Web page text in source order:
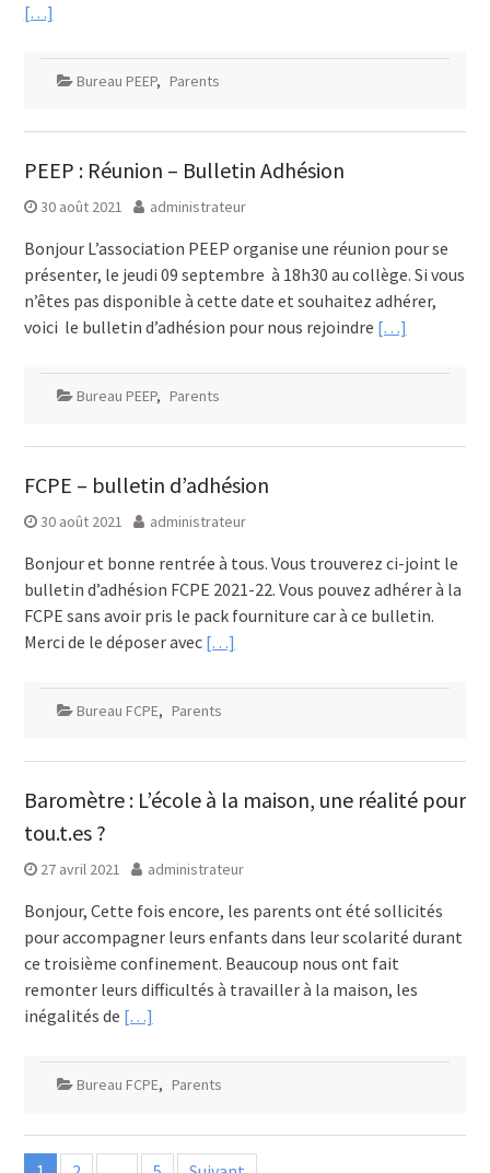
[…]
Bureau PEEP, Parents
PEEP : Réunion – Bulletin Adhésion
30 août 2021 administrateur
Bonjour L’association PEEP organise une réunion pour se
présenter, le jeudi 09 septembre à 18h30 au collège. Si vous
n’êtes pas disponible à cette date et souhaitez adhérer,
voici le bulletin d’adhésion pour nous rejoindre […]
Bureau PEEP, Parents
FCPE – bulletin d’adhésion
30 août 2021 administrateur
Bonjour et bonne rentrée à tous. Vous trouverez ci-joint le
bulletin d’adhésion FCPE 2021-22. Vous pouvez adhérer à la
FCPE sans avoir pris le pack fourniture car à ce bulletin.
Merci de le déposer avec […]
Bureau FCPE, Parents
Baromètre : L’école à la maison, une réalité pour
tou.t.es ?
27 avril 2021 administrateur
Bonjour, Cette fois encore, les parents ont été sollicités
pour accompagner leurs enfants dans leur scolarité durant
ce troisième confinement. Beaucoup nous ont fait
remonter leurs difficultés à travailler à la maison, les
inégalités de […]
Bureau FCPE, Parents
Pagination